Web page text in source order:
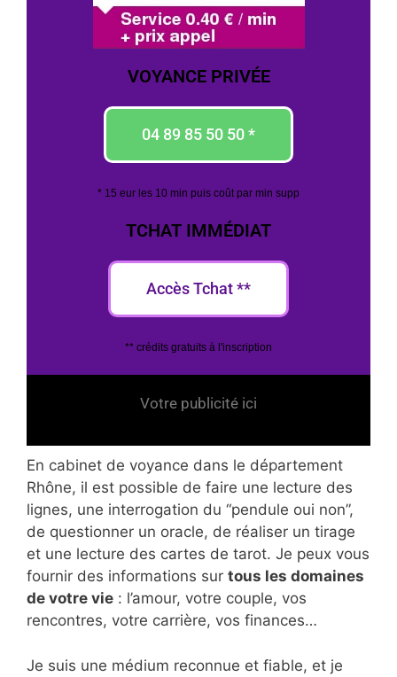
VOYANCE PRIVÉE
04 89 85 50 50 *
* 15 eur les 10 min puis coût par min supp
TCHAT IMMÉDIAT
Accès Tchat **
** crédits gratuits à l'inscription
Votre publicité ici
En cabinet de voyance dans le département
Rhône, il est possible de faire une lecture des
lignes, une interrogation du “pendule oui non”,
de questionner un oracle, de réaliser un tirage
et une lecture des cartes de tarot. Je peux vous
fournir des informations sur tous les domaines
de votre vie : l’amour, votre couple, vos
rencontres, votre carrière, vos finances…
Je suis une médium reconnue et fiable, et je